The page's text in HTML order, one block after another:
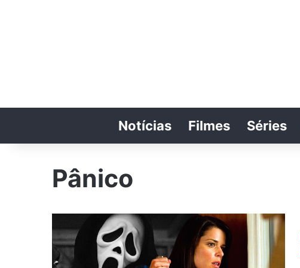
Notícias Filmes Séries
Pânico